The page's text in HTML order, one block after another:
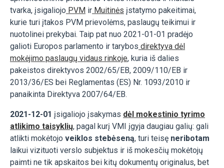
tvarka, įsigaliojo PVM ir Muitinės įstatymo pakeitimai,
kurie turi įtakos PVM prievolėms, paslaugų teikimui ir
nuotolinei prekybai. Taip pat nuo 2021-01-01 pradėjo
galioti Europos parlamento ir tarybos direktyva dėl
mokėjimo paslaugų vidaus rinkoje, kuria iš dalies
pakeistos direktyvos 2002/65/EB, 2009/110/EB ir
2013/36/ES bei Reglamentas (ES) Nr. 1093/2010 ir
panaikinta Direktyva 2007/64/EB.
2021-12-01 įsigaliojo įsakymas dėl mokestinio tyrimo
atlikimo taisyklių, pagal kurį VMI įgyja daugiau galių: gali
atlikti mokėtojo veiklos stebėseną, turi teisę neribotam
laikui vizituoti verslo subjektus ir iš mokesčių mokėtojų
paimti ne tik apskaitos bei kitų dokumentų originalus, bet